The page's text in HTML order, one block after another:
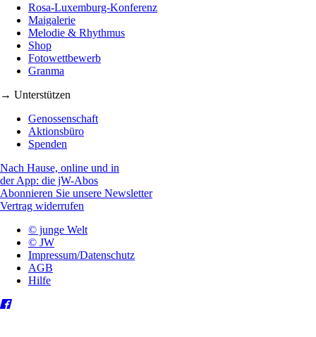
Rosa-Luxemburg-Konferenz
Maigalerie
Melodie & Rhythmus
Shop
Fotowettbewerb
Granma
→ Unterstützen
Genossenschaft
Aktionsbüro
Spenden
Nach Hause, online und in
der App: die jW-Abos
Abonnieren Sie unsere Newsletter
Vertrag widerrufen
© junge Welt
© JW
Impressum/Datenschutz
AGB
Hilfe